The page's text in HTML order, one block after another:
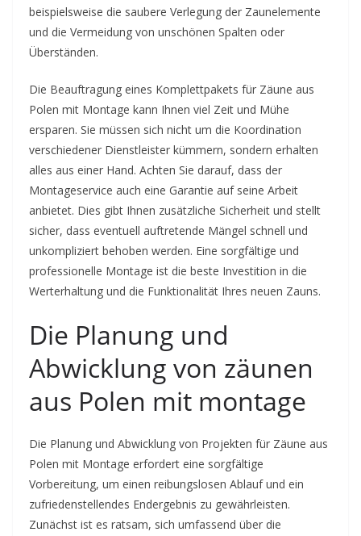
beispielsweise die saubere Verlegung der Zaunelemente
und die Vermeidung von unschönen Spalten oder
Überständen.
Die Beauftragung eines Komplettpakets für Zäune aus
Polen mit Montage kann Ihnen viel Zeit und Mühe
ersparen. Sie müssen sich nicht um die Koordination
verschiedener Dienstleister kümmern, sondern erhalten
alles aus einer Hand. Achten Sie darauf, dass der
Montageservice auch eine Garantie auf seine Arbeit
anbietet. Dies gibt Ihnen zusätzliche Sicherheit und stellt
sicher, dass eventuell auftretende Mängel schnell und
unkompliziert behoben werden. Eine sorgfältige und
professionelle Montage ist die beste Investition in die
Werterhaltung und die Funktionalität Ihres neuen Zauns.
Die Planung und
Abwicklung von zäunen
aus Polen mit montage
Die Planung und Abwicklung von Projekten für Zäune aus
Polen mit Montage erfordert eine sorgfältige
Vorbereitung, um einen reibungslosen Ablauf und ein
zufriedenstellendes Endergebnis zu gewährleisten.
Zunächst ist es ratsam, sich umfassend über die